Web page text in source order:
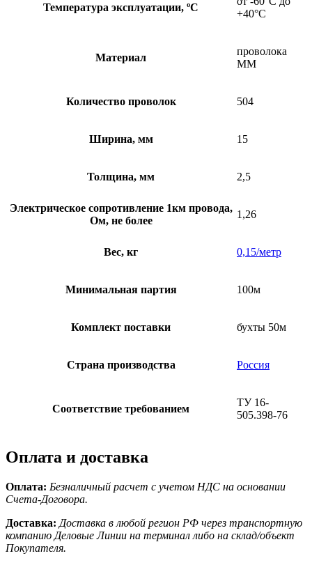
Температура эксплуатации, ºС
+40°С
Материал
проволока
ММ
Количество проволок 504
Ширина, мм 15
Толщина, мм 2,5
Электрическое сопротивление 1км провода,
Ом, не более
1,26
Вес, кг 0,15/метр
Минимальная партия 100м
Комплект поставки бухты 50м
Страна производства Россия
Соответствие требованием
ТУ 16-
505.398-76
Оплата и доставка
Оплата: Безналичный расчет с учетом НДС на основании
Счета-Договора.
Доставка: Доставка в любой регион РФ через транспортную
компанию Деловые Линии на терминал либо на склад/объект
Покупателя.